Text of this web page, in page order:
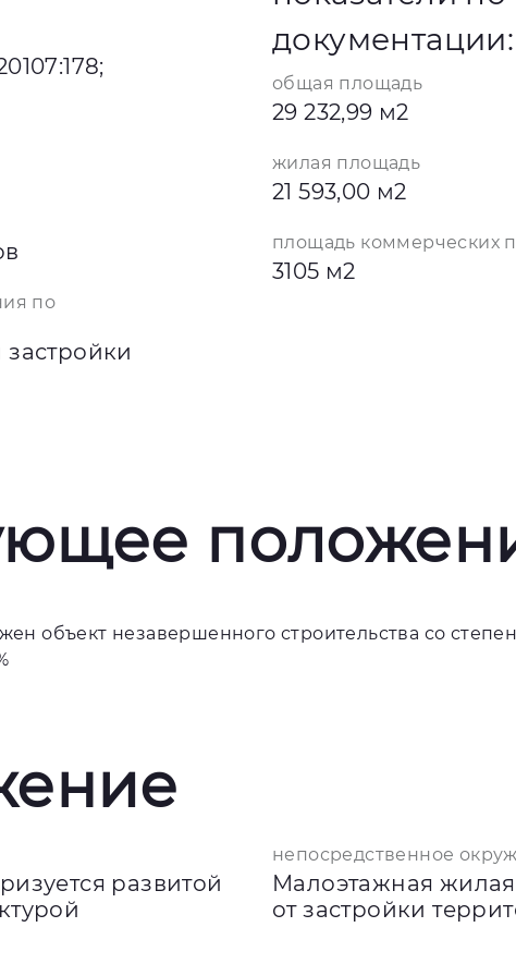
по
документации:
общая площадь
29 232,99 м2
жилая площадь
21 593,00 м2
площадь коммерческих
3105 м2
объект незавершенного строительства со
развитой
непосредственное
Малоэтажная жилая
от застройки